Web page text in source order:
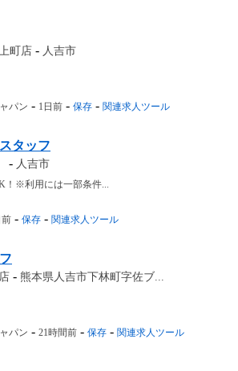
町店 - 人吉市
パン - 1日前 - 保存 - 関連求人ツール
タッフ
- 人吉市
！※利用には一部条件...
前 - 保存 - 関連求人ツール
- 熊本県人吉市下林町字佐ブ...
パン - 21時間前 - 保存 - 関連求人ツール